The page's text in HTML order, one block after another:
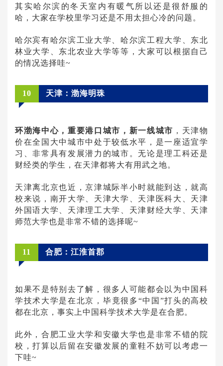
其实哈尔滨的冬天室内有暖气所以还是很舒服的
哈，大家在学校里学习还是不用太担心冷的问题。
哈尔宾有哈尔滨工业大学、哈尔滨工程大学、东北
林业大学、东北农业大学等等，大家可以根据自己
的情况选择哇~
10 天津：渤海明珠
环渤海中心，重要港口城市，新一线城市 ，天津物
价在全国大中城市中处于较低水平，是一座适宜学
习、非常具有发展潜力的城市。无论是理工科还是
财经类的学生，在天津都将大有用武之地。
天津离北京也近，京津城际半小时就能到达，就高
校来说，南开大学、天津大学、天津医科大、天津
外国语大学、天津理工大学、天津财经大学、天津
师范大学也是非常不错的选择呢~
11 合肥：江淮首郡
如果不是特别去了解，很多人可能都会以为中国科
学技术大学是在北京，毕竟很多“中国”打头的高校
都在北京，事实上中国科学技术大学是在合肥。
此外，合肥工业大学和安徽大学也是非常不错的院
校，打算以后留在安徽发展的童鞋不妨可以考虑一
下哇~